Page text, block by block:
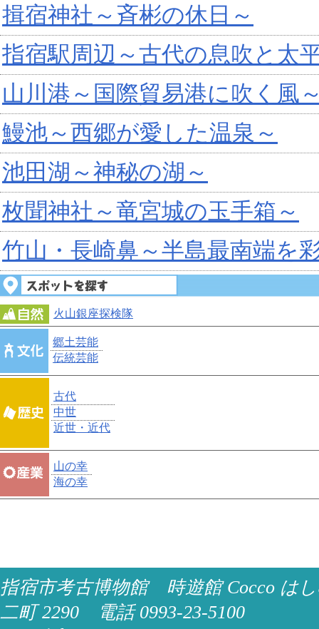
揖宿神社～斉彬の休日～
指宿駅周辺～古代の息吹と太
山川港～国際貿易港に吹く風
鰻池～西郷が愛した温泉～
池田湖～神秘の湖～
枚聞神社～竜宮城の玉手箱～
竹山・長崎鼻～半島最南端を
火山銀座探検隊
郷土芸能
伝統芸能
古代
中世
近世・近代
山の幸
海の幸
指宿市考古博物館 時遊館 Cocco は
二町 2290 電話 0993-23-5100